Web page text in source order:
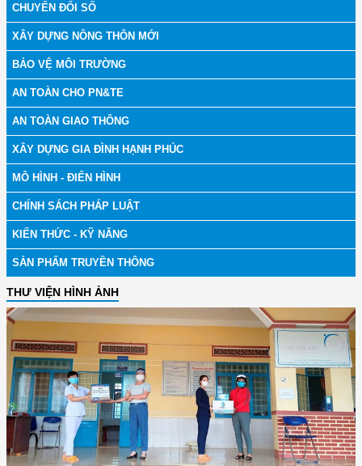
CHUYỂN ĐỔI SỐ
XÂY DỰNG NÔNG THÔN MỚI
BẢO VỆ MÔI TRƯỜNG
AN TOÀN CHO PN&TE
AN TOÀN GIAO THÔNG
XÂY DỰNG GIA ĐÌNH HẠNH PHÚC
MÔ HÌNH - ĐIỂN HÌNH
CHÍNH SÁCH PHÁP LUẬT
KIẾN THỨC - KỸ NĂNG
SẢN PHẨM TRUYỀN THÔNG
THƯ VIỆN HÌNH ẢNH